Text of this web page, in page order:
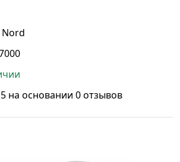
на основании 0 отзывов